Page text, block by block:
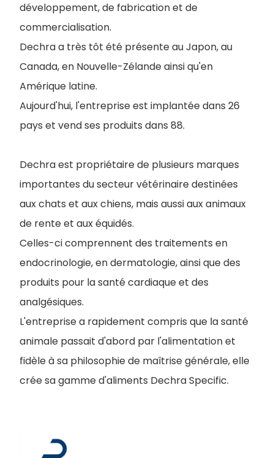
développement, de fabrication et de
commercialisation.
Dechra a très tôt été présente au Japon, au
Canada, en Nouvelle-Zélande ainsi qu'en
Amérique latine.
Aujourd'hui, l'entreprise est implantée dans 26
pays et vend ses produits dans 88.
Dechra est propriétaire de plusieurs marques
importantes du secteur vétérinaire destinées
aux chats et aux chiens, mais aussi aux animaux
de rente et aux équidés.
Celles-ci comprennent des traitements en
endocrinologie, en dermatologie, ainsi que des
produits pour la santé cardiaque et des
analgésiques.
L'entreprise a rapidement compris que la santé
animale passait d'abord par l'alimentation et
fidèle à sa philosophie de maîtrise générale, elle
crée sa gamme d'aliments Dechra Specific.